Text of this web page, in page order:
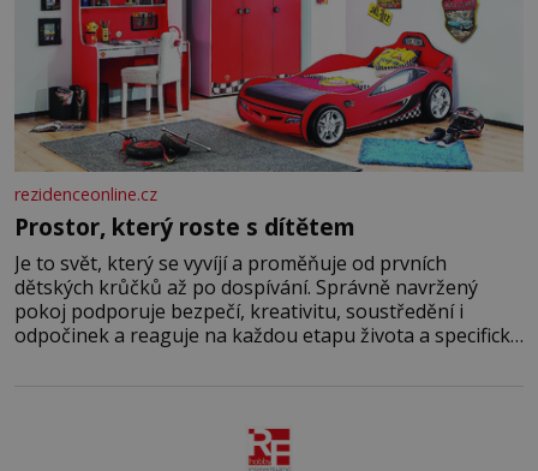
rezidenceonline.cz
Prostor, který roste s dítětem
Je to svět, který se vyvíjí a proměňuje od prvních
dětských krůčků až po dospívání. Správně navržený
pokoj podporuje bezpečí, kreativitu, soustředění i
odpočinek a reaguje na každou etapu života a specifické